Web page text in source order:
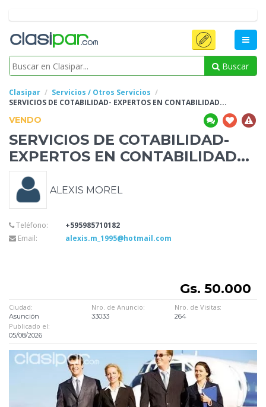
Buscar
Clasipar
Servicios / Otros Servicios
SERVICIOS DE COTABILIDAD- EXPERTOS EN CONTABILIDAD...
VENDO
SERVICIOS DE COTABILIDAD-
EXPERTOS EN CONTABILIDAD...
ALEXIS MOREL
Teléfono:
+595985710182
Email:
alexis.m_1995@hotmail.com
Gs. 50.000
Ciudad:
Asunción
Nro. de Anuncio:
33033
Nro. de Visitas:
264
Publicado el:
05/08/2026